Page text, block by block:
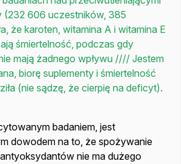
(232 606 uczestników, 385
że karoten, witamina A i witamina E
śmiertelność, podczas gdy
mają żadnego wpływu //// Jestem
biorę suplementy i śmiertelność
(nie sądzę, że cierpię na deficyt).
badaniem, jest
dowodem na to, że spożywanie
nie ma dużego